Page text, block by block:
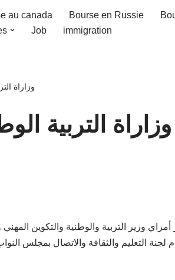
au canada Bourse en Russie
Job immigration
وزاراة
وزاراة التربية
أمام لجنة التعليم والثقافة والاتصال